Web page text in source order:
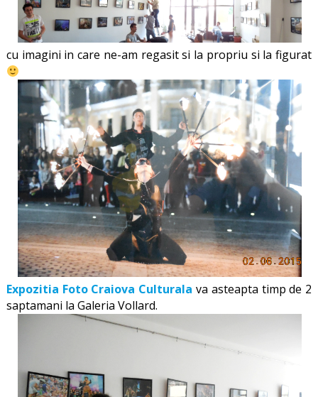
cu imagini in care ne-am regasit si la propriu si la figurat
Expozitia Foto Craiova Culturala va asteapta timp de 2
saptamani la Galeria Vollard.